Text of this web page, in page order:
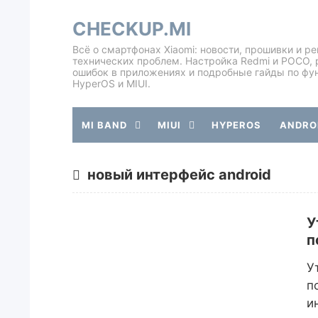
CHECKUP.MI
Всё о смартфонах Xiaomi: новости, прошивки и
технических проблем. Настройка Redmi и POCO,
ошибок в приложениях и подробные гайды по
HyperOS и MIUI.
MI BAND MIUI HYPEROS
новый интерфейс android